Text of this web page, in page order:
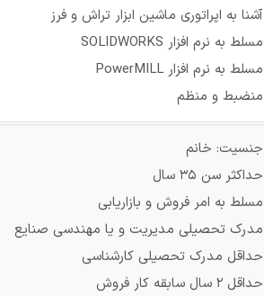
آشنا به اپراتوری ماشین ابزار تراش و فرز
مسلط به نرم افزار SOLIDWORKS
مسلط به نرم افزار PowerMILL
منضبط و منظم
جنسیت: خانم
حداکثر سن 35 سال
مسلط به امر فروش و بازاریابی
مدرک تحصیلی مدیریت و یا مهندسی صنایع
حداقل مدرک تحصیلی کارشناسی
حداقل 2 سال سابقه کار فروش